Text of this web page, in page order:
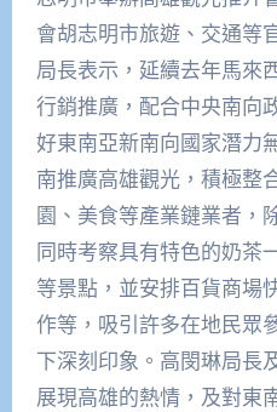
會胡志明市旅遊、交通等
局長表示，延續去年馬來
行銷推廣，配合中央南向
好東南亞新南向國家潛力
南推廣高雄觀光，積極整
園、美食等產業鏈業者，
同時考察具有特色的奶茶
等景點，並安排百貨商場
作等，吸引許多在地民眾
下深刻印象。高閔琳局長
展現高雄的熱情，及對東